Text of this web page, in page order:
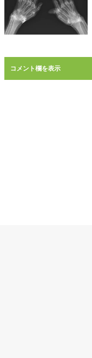
コメント欄を表示